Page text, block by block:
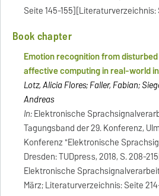
Seite 145-155][Literaturverzeichnis:
Book chapter
Emotion recognition from
affective computing in real-world
Lotz, Alicia Flores; Faller, Fabian;
Andreas
In:Elektronische
Tagungsband der 29. Konferenz,
Konferenz "Elektronische
Dresden: TUDpress, 2018, S. 208-
Elektronische
März; Literaturverzeichnis: Seite